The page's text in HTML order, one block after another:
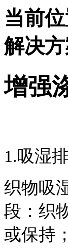
当前
解决
增强
1.吸湿
织物吸
段：织
或保持